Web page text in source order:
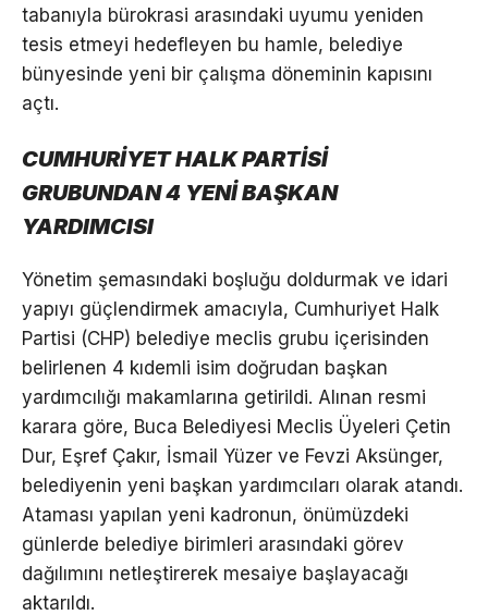
tabanıyla bürokrasi arasındaki uyumu yeniden
tesis etmeyi hedefleyen bu hamle, belediye
bünyesinde yeni bir çalışma döneminin kapısını
açtı.
CUMHURİYET HALK PARTİSİ
GRUBUNDAN 4 YENİ BAŞKAN
YARDIMCISI
Yönetim şemasındaki boşluğu doldurmak ve idari
yapıyı güçlendirmek amacıyla, Cumhuriyet Halk
Partisi (CHP) belediye meclis grubu içerisinden
belirlenen 4 kıdemli isim doğrudan başkan
yardımcılığı makamlarına getirildi. Alınan resmi
karara göre, Buca Belediyesi Meclis Üyeleri Çetin
Dur, Eşref Çakır, İsmail Yüzer ve Fevzi Aksünger,
belediyenin yeni başkan yardımcıları olarak atandı.
Ataması yapılan yeni kadronun, önümüzdeki
günlerde belediye birimleri arasındaki görev
dağılımını netleştirerek mesaiye başlayacağı
aktarıldı.